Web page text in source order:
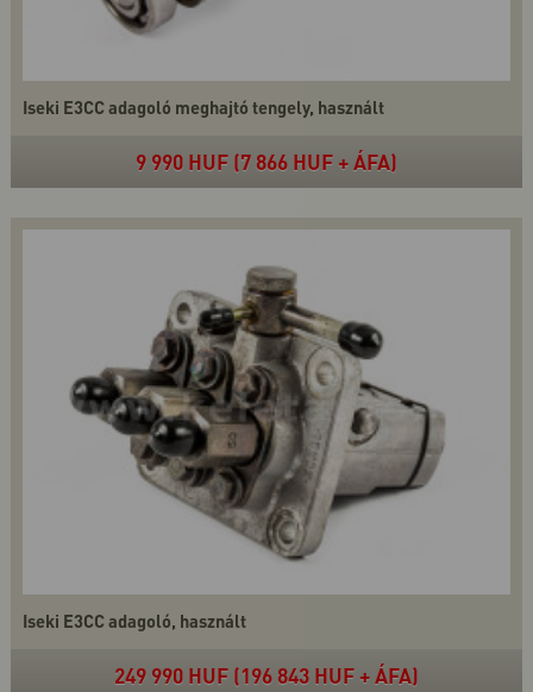
Iseki E3CC adagoló meghajtó tengely, használt
9 990 HUF (7 866 HUF + ÁFA)
Iseki E3CC adagoló, használt
249 990 HUF (196 843 HUF + ÁFA)